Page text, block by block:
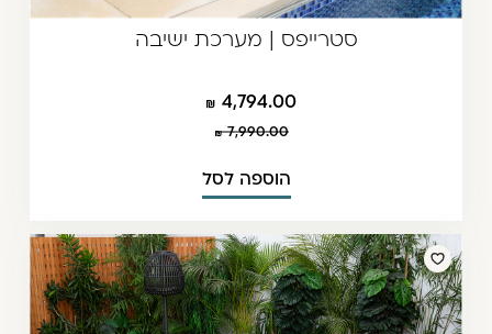
סטרייפס | מערכת ישיבה
4,794.00
7,990.00
הוספה לסל